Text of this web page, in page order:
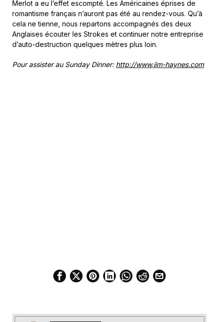
Merlot a eu l’effet escompté. Les Américaines éprises de
romantisme français n’auront pas été au rendez-vous. Qu’à
cela ne tienne, nous repartons accompagnés des deux
Anglaises écouter les Strokes et continuer notre entreprise
d’auto-destruction quelques mètres plus loin.
Pour assister au Sunday Dinner: http://www.jim-haynes.com